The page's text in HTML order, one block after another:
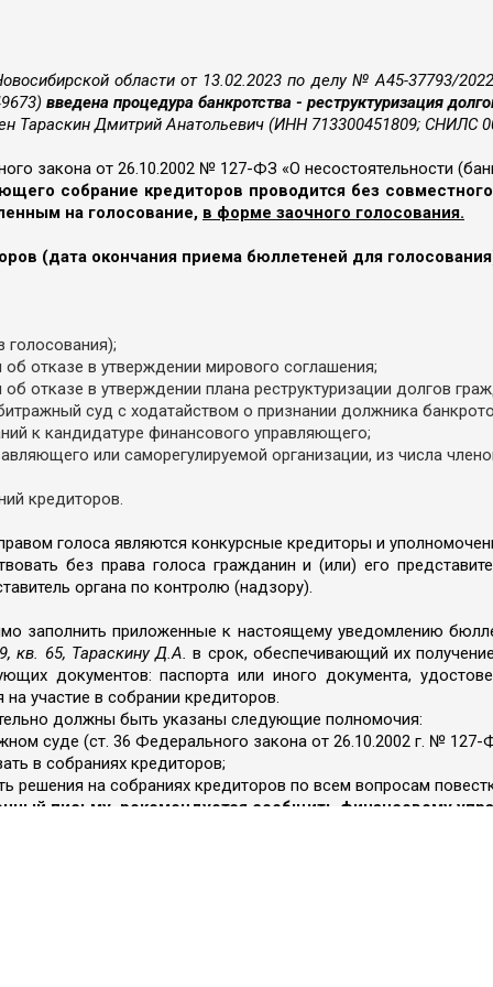
области от 13.02.2023 по делу № А45-37793/
введена процедура банкротства - реструктуризация
Тараскин Дмитрий Анатольевич (ИНН 713300451809; СНИЛС
закона от 26.10.2002 № 127-ФЗ «О несостоятельности
собрание кредиторов проводится без
на голосование, в форме заочного голосования.
(дата окончания приема бюллетеней для
голосования);
отказе в утверждении мирового соглашения;
отказе в утверждении плана реструктуризации долгов
суд с ходатайством о признании должника
к кандидатуре финансового управляющего;
или саморегулируемой организации, из числа
кредиторов.
голоса являются конкурсные кредиторы и
без права голоса гражданин и (или) его
органа по контролю (надзору).
заполнить приложенные к настоящему уведомлению
кв. 65, Тараскину Д.А. в срок, обеспечивающий их
документов: паспорта или иного документа,
участие в собрании кредиторов.
должны быть указаны следующие полномочия:
суде (ст. 36 Федерального закона от 26.10.2002 г. № 127-
в собраниях кредиторов;
решения на собраниях кредиторов по всем вопросам
письму, рекомендуется сообщить финансовому